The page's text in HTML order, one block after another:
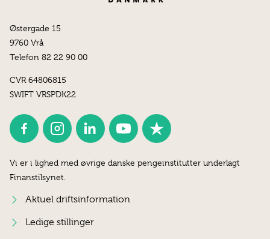
Østergade 15
9760 Vrå
Telefon 82 22 90 00
CVR 64806815
SWIFT VRSPDK22
Vi er i lighed med øvrige danske pengeinstitutter underlagt
Finanstilsynet.
Aktuel driftsinformation
Ledige stillinger